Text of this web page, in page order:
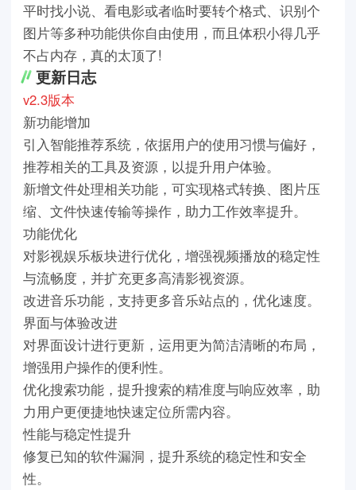
平时找小说、看电影或者临时要转个格式、识别个
图片等多种功能供你自由使用，而且体积小得几乎
不占内存，真的太顶了!
更新日志
v2.3版本
新功能增加
引入智能推荐系统，依据用户的使用习惯与偏好，
推荐相关的工具及资源，以提升用户体验。
新增文件处理相关功能，可实现格式转换、图片压
缩、文件快速传输等操作，助力工作效率提升。
功能优化
对影视娱乐板块进行优化，增强视频播放的稳定性
与流畅度，并扩充更多高清影视资源。
改进音乐功能，支持更多音乐站点的，优化速度。
界面与体验改进
对界面设计进行更新，运用更为简洁清晰的布局，
增强用户操作的便利性。
优化搜索功能，提升搜索的精准度与响应效率，助
力用户更便捷地快速定位所需内容。
性能与稳定性提升
修复已知的软件漏洞，提升系统的稳定性和安全
性。